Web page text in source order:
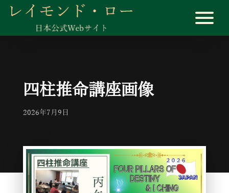
四柱推命講座画像
2026年7月9日